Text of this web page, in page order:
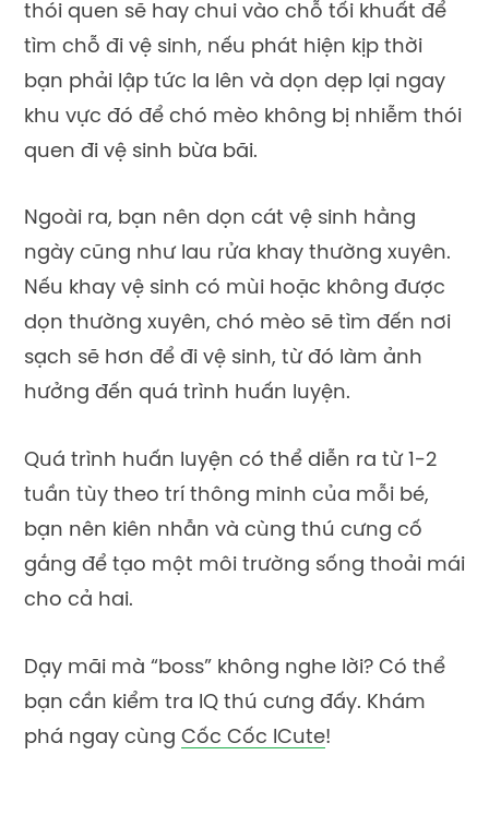
thói quen sẽ hay chui vào chỗ tối khuất để
tìm chỗ đi vệ sinh, nếu phát hiện kịp thời
bạn phải lập tức la lên và dọn dẹp lại ngay
khu vực đó để chó mèo không bị nhiễm thói
quen đi vệ sinh bừa bãi.
Ngoài ra, bạn nên dọn cát vệ sinh hằng
ngày cũng như lau rửa khay thường xuyên.
Nếu khay vệ sinh có mùi hoặc không được
dọn thường xuyên, chó mèo sẽ tìm đến nơi
sạch sẽ hơn để đi vệ sinh, từ đó làm ảnh
hưởng đến quá trình huấn luyện.
Quá trình huấn luyện có thể diễn ra từ 1-2
tuần tùy theo trí thông minh của mỗi bé,
bạn nên kiên nhẫn và cùng thú cưng cố
gắng để tạo một môi trường sống thoải mái
cho cả hai.
Dạy mãi mà “boss” không nghe lời? Có thể
bạn cần kiểm tra IQ thú cưng đấy. Khám
phá ngay cùng Cốc Cốc ICute!